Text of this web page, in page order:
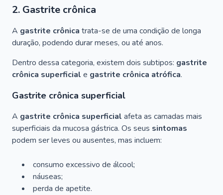
2. Gastrite crônica
A gastrite crônica trata-se de uma condição de longa
duração, podendo durar meses, ou até anos.
Dentro dessa categoria, existem dois subtipos: gastrite
crônica superficial e gastrite crônica atrófica.
Gastrite crônica superficial
A gastrite crônica superficial afeta as camadas mais
superficiais da mucosa gástrica. Os seus sintomas
podem ser leves ou ausentes, mas incluem:
consumo excessivo de álcool;
náuseas;
perda de apetite.